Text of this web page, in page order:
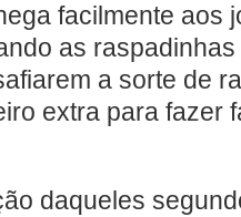
facilmente aos
as
a sorte de
extra para fazer
daqueles